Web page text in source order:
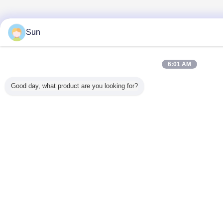
Sun
6:01 AM
Good day, what product are you looking for?